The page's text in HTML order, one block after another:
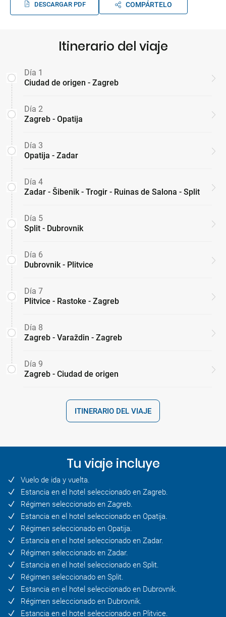
DESCARGAR PDF COMPÁRTELO
Itinerario del viaje
Día 1
Ciudad de origen - Zagreb
Día 2
Zagreb - Opatija
Día 3
Opatija - Zadar
Día 4
Zadar - Šibenik - Trogir - Ruinas de Salona - Split
Día 5
Split - Dubrovnik
Día 6
Dubrovnik - Plitvice
Día 7
Plitvice - Rastoke - Zagreb
Día 8
Zagreb - Varaždin - Zagreb
Día 9
Zagreb - Ciudad de origen
ITINERARIO DEL VIAJE
Tu viaje incluye
Vuelo de ida y vuelta.
Estancia en el hotel seleccionado en Zagreb.
Régimen seleccionado en Zagreb.
Estancia en el hotel seleccionado en Opatija.
Régimen seleccionado en Opatija.
Estancia en el hotel seleccionado en Zadar.
Régimen seleccionado en Zadar.
Estancia en el hotel seleccionado en Split.
Régimen seleccionado en Split.
Estancia en el hotel seleccionado en Dubrovnik.
Régimen seleccionado en Dubrovnik.
Estancia en el hotel seleccionado en Plitvice.